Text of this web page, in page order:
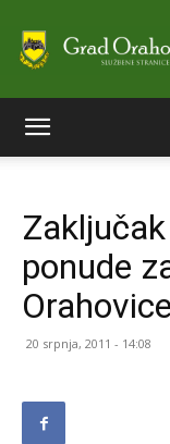
ponude
Orahovice
20 srpnja, 2011 - 14:08